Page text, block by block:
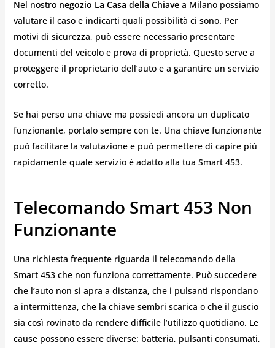
Nel nostro negozio La Casa della Chiavea Milano possiamo
valutare il caso e indicarti quali possibilità ci sono. Per
motivi di sicurezza, può essere necessario presentare
documenti del veicolo e prova di proprietà. Questo serve a
proteggere il proprietario dell’auto e a garantire un servizio
corretto.
Se hai perso una chiave ma possiedi ancora un duplicato
funzionante, portalo sempre con te. Una chiave funzionante
può facilitare la valutazione e può permettere di capire più
rapidamente quale servizio è adatto alla tua Smart 453.
Telecomando Smart 453 Non
Funzionante
Una richiesta frequente riguarda il telecomando della
Smart 453 che non funziona correttamente. Può succedere
che l’auto non si apra a distanza, che i pulsanti rispondano
a intermittenza, che la chiave sembri scarica o che il guscio
sia così rovinato da rendere difficile l’utilizzo quotidiano. Le
cause possono essere diverse: batteria, pulsanti consumati,